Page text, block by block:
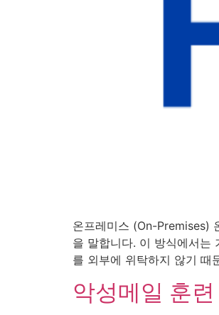
온프레미스 (On-Premises)
을 말합니다. 이 방식에서는
를 외부에 위탁하지 않기 때
악성메일 훈련